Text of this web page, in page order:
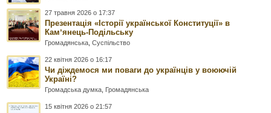
27 травня 2026 о 17:37
Презентація «Історії української Конституції» в
Камʼянець-Подільську
Громадянська ,Суспільство
22 квітня 2026 о 16:17
Чи діждемося ми поваги до українців у воюючій
Україні?
Громадська думка Громадянська
15 квітня 2026 о 21:57